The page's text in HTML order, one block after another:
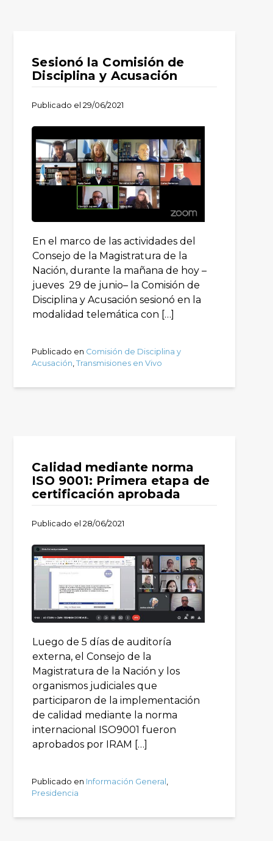
Sesionó la Comisión de
Disciplina y Acusación
Publicado el29/06/2021
En el marco de las actividades del
Consejo de la Magistratura de la
Nación, durante la mañana de hoy –
jueves 29 de junio– la Comisión de
Disciplina y Acusación sesionó en la
modalidad telemática con […]
Publicado en Comisión de Disciplina y
Acusación,Transmisiones en Vivo
Calidad mediante norma
ISO 9001: Primera etapa de
certificación aprobada
Publicado el28/06/2021
Luego de 5 días de auditoría
externa, el Consejo de la
Magistratura de la Nación y los
organismos judiciales que
participaron de la implementación
de calidad mediante la norma
internacional ISO9001 fueron
aprobados por IRAM […]
Publicado en Información General ,
Presidencia